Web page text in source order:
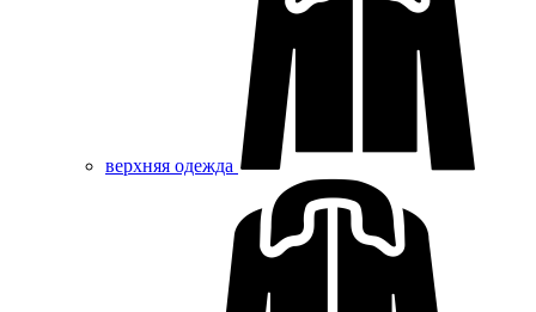
верхняя одежда